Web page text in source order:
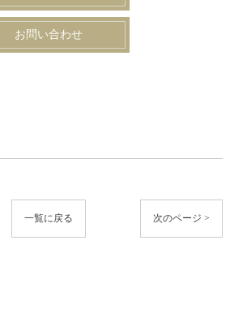
お問い合わせ
一覧に戻る 次のページ >